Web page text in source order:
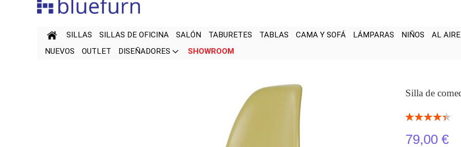
SILLAS SILLAS DE OFICINA SALÓN TABURETES TABLAS CAMA Y SOFÁ LÁMPARAS NIÑOS AL
NUEVOS
OUTLET DISEÑADORES SHOWROOM
Silla de
Valoración:
79,00 €